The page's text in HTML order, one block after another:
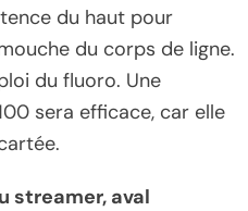
du haut pour
du corps de ligne.
du fluoro. Une
sera efficace, car elle
streamer, aval